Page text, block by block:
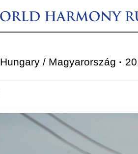
Hungary / Magyarország ·